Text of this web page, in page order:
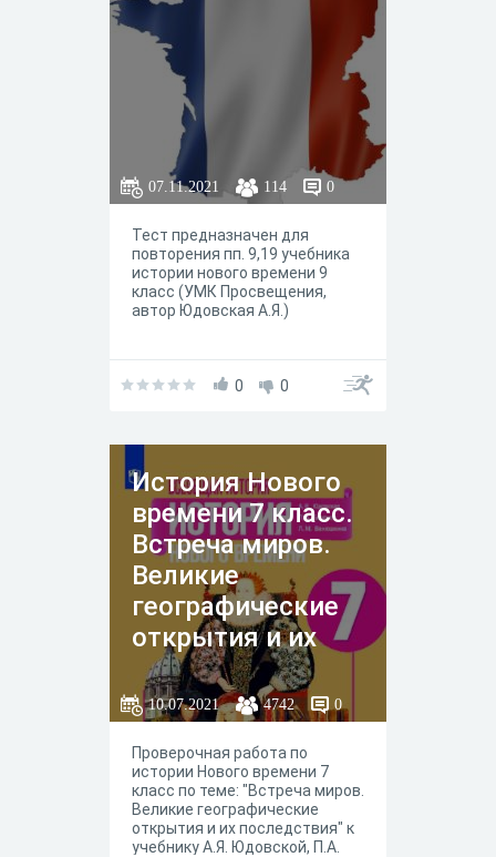
07.11.2021 114 0
Тест предназначен для
повторения пп. 9,19 учебника
истории нового времени 9
класс (УМК Просвещения,
автор Юдовская А.Я.)
0 0
История Нового
времени 7 класс.
Встреча миров.
Великие
географические
открытия и их
последствия
10.07.2021 4742 0
Проверочная работа по
истории Нового времени 7
класс по теме: "Встреча миров.
Великие географические
открытия и их последствия" к
учебнику А.Я. Юдовской, П.А.